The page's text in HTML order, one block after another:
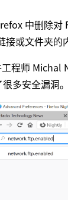
中删除对
或文件夹的
程师 Michal
多安全漏洞